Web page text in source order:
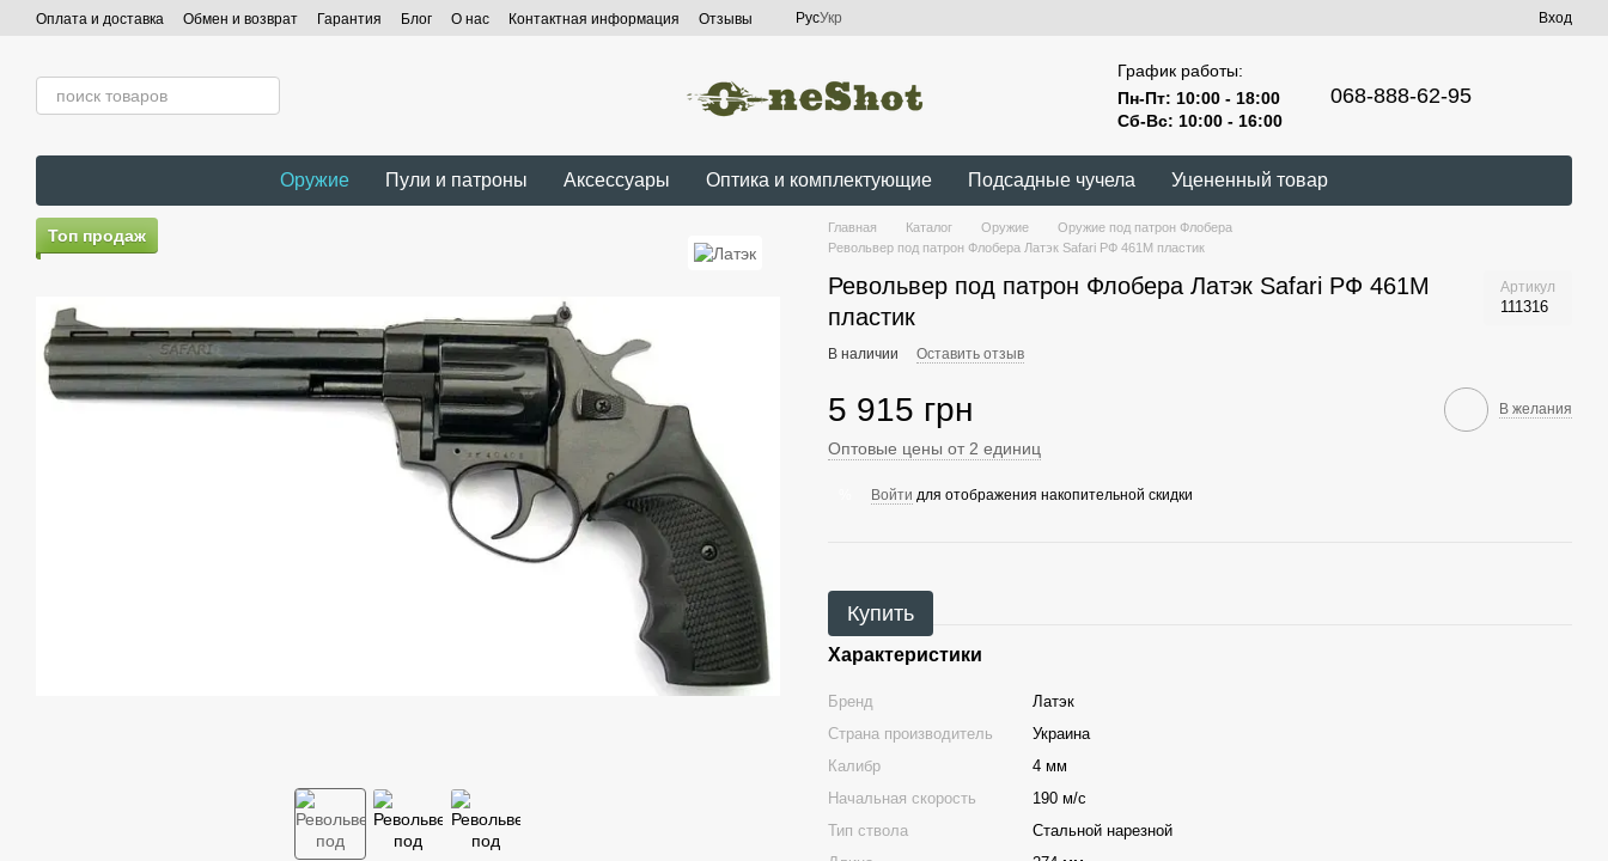
Перейти к основному контенту
Оплата и доставка Обмен и возврат Гарантия Блог О нас Контактная информация Отзывы РусУкр Вход
График работы:
Пн-Пт: 10:00 - 18:00
Сб-Вс: 10:00 - 16:00
068-888-62-95
Оружие Пули и патроны Аксессуары Оптика и комплектующие Подсадные чучела Уцененный товар
Топ продаж Главная Каталог Оружие
Оружие под патрон Флобера
Револьвер под патрон Флобера Латэк Safari РФ 461М пластик
Револьвер под патрон Флобера Латэк Safari РФ 461М
пластик
Артикул
111316
В наличии Оставить отзыв
5 915 грн В желания
Оптовые цены от 2 единиц
Войти для отображения накопительной скидки
Купить
Характеристики
Бренд
Латэк
Страна производитель
Украина
Калибр
4 мм
Начальная скорость
190 м/с
Тип ствола
Стальной нарезной